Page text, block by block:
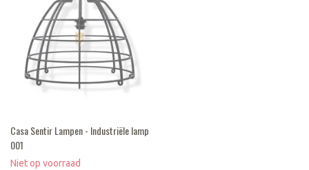
Casa Sentir Lampen - Industriële lamp
001
Niet op voorraad